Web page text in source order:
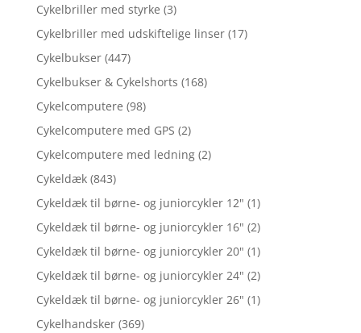
Cykelbriller med styrke (3)
Cykelbriller med udskiftelige linser (17)
Cykelbukser (447)
Cykelbukser & Cykelshorts (168)
Cykelcomputere (98)
Cykelcomputere med GPS (2)
Cykelcomputere med ledning (2)
Cykeldæk (843)
Cykeldæk til børne- og juniorcykler 12" (1)
Cykeldæk til børne- og juniorcykler 16" (2)
Cykeldæk til børne- og juniorcykler 20" (1)
Cykeldæk til børne- og juniorcykler 24" (2)
Cykeldæk til børne- og juniorcykler 26" (1)
Cykelhandsker (369)